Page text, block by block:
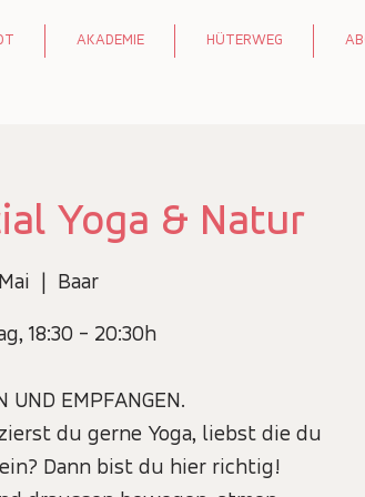
AKADEMIE HÜTERWEG
Yoga & Natur
Baar
18:30 - 20:30h
UND EMPFANGEN.
du gerne Yoga, liebst die du
Dann bist du hier richtig!